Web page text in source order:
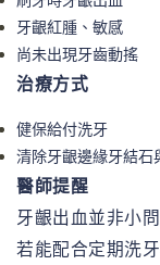
牙齦紅腫、敏感
尚未出現牙齒動搖
治療方式
健保給付洗牙
清除牙齦邊緣牙結石
醫師提醒
牙齦出血並非小
若能配合定期洗